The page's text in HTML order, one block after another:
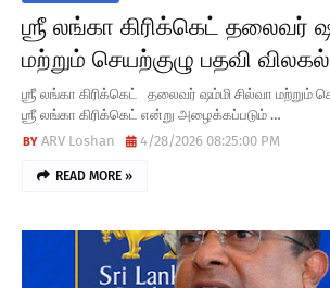
ஶ்ரீ லங்கா கிரிக்கெட் தலைவர்
மற்றும் செயற்குழு பதவி
ஶ்ரீ லங்கா கிரிக்கெட் தலைவர் ஷம்மி சில்வா மற்றும்
ஶ்ரீ லங்கா கிரிக்கெட் என்று அழைக்கப்படும் …
ARV Loshan
4/28/2026 08:25:00 PM
READ MORE »